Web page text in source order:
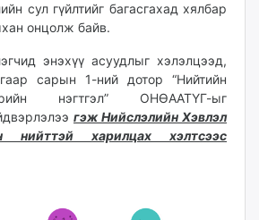
сул гүйлтийг багасгахад хялбар
онцолж байв.
энэхүү асуудлыг хэлэлцээд,
сарын 1-ний дотор “Нийтийн
нэгтгэл” ОНӨААТҮГ-ыг
гэж Нийслэлийн Хэвлэл
нийттэй харилцах хэлтсээс